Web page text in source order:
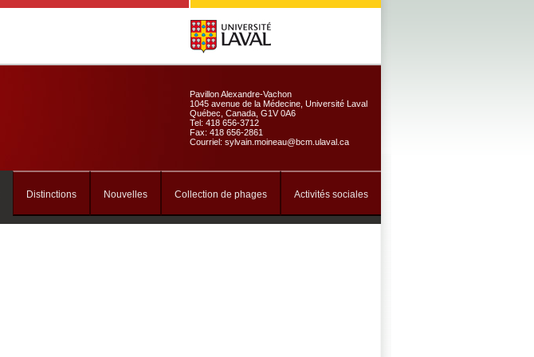
Pavillon Alexandre-Vachon
1045 avenue de la Médecine, Université Laval
Québec, Canada, G1V 0A6
Tel: 418 656-3712
Fax: 418 656-2861
Courriel: sylvain.moineau@bcm.ulaval.ca
Distinctions Nouvelles Collection de phages Activités sociales